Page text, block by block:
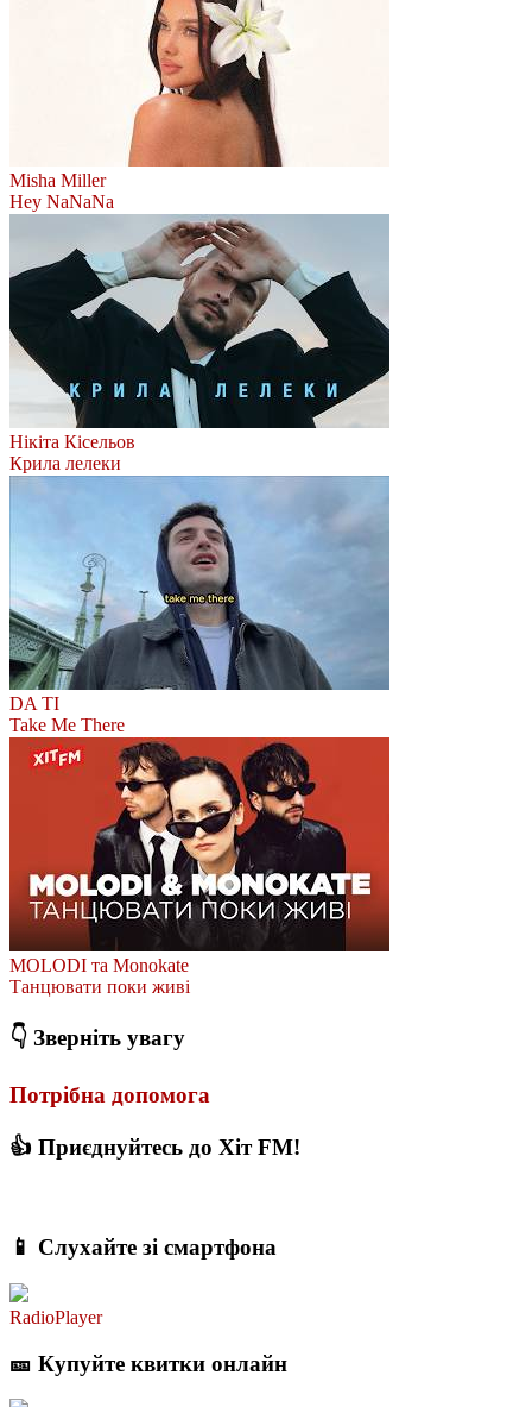
Misha Miller
Hey NaNaNa
Нікіта Кісельов
Крила лелеки
DA TI
Take Me There
MOLODI та Monokate
Танцювати поки живі
👇 Зверніть увагу
Потрібна допомога
👍 Приєднуйтесь до Хіт FM!
📱 Слухайте зі смартфона
RadioPlayer
🎫 Купуйте квитки онлайн